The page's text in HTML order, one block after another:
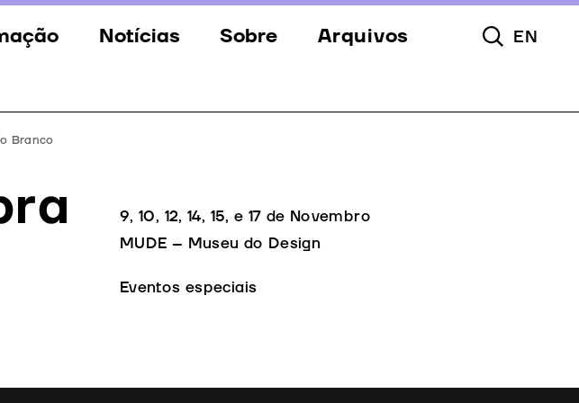
Notícias Sobre
Equipa
Downloads
Contactos
Arquivos Pesquisar
EN
Branco
9, 10, 12, 14, 15, e 17 de Novembro
MUDE – Museu do Design
Eventos especiais